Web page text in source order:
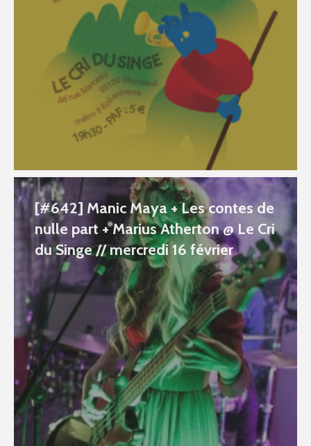
[#642] Manic Maya + Les contes de
nulle part + Marius Atherton @ Le Cri
du Singe // mercredi 16 février